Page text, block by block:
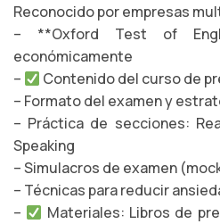
Reconocido por empresas
– **Oxford Test of
económicamente
–
Contenido del curso de
– Formato del examen y
– Práctica de secciones:
Speaking
– Simulacros de examen
– Técnicas para reducir
–
Materiales: Libros de